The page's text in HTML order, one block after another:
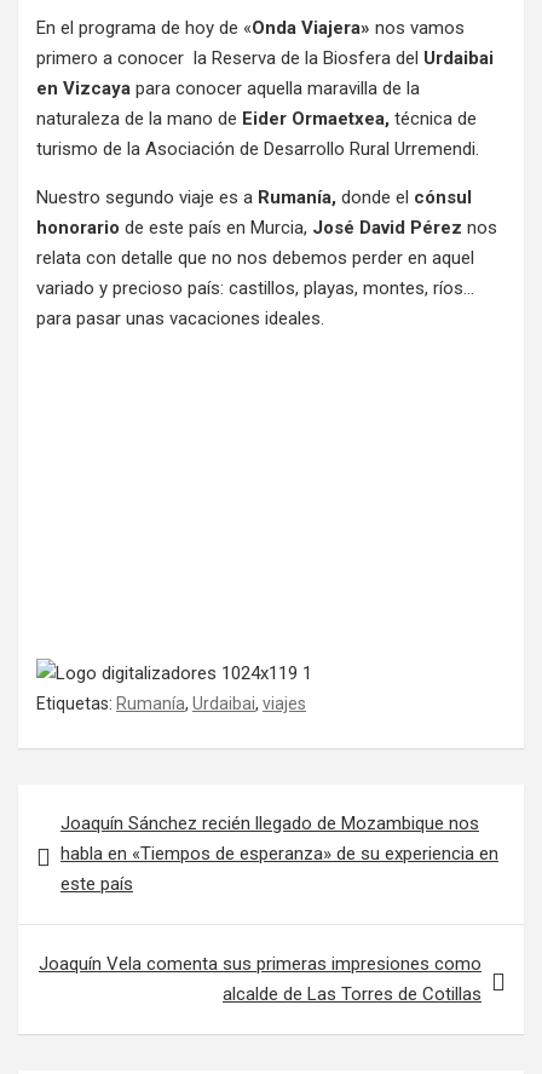
En el programa de hoy de «Onda Viajera» nos vamos
primero a conocer la Reserva de la Biosfera del Urdaibai
en Vizcaya para conocer aquella maravilla de la
naturaleza de la mano de Eider Ormaetxea, técnica de
turismo de la Asociación de Desarrollo Rural Urremendi.
Nuestro segundo viaje es a Rumanía, donde el cónsul
honorario de este país en Murcia, José David Pérez nos
relata con detalle que no nos debemos perder en aquel
variado y precioso país: castillos, playas, montes, ríos…
para pasar unas vacaciones ideales.
Etiquetas: Rumanía, Urdaibai, viajes
Joaquín Sánchez recién llegado de Mozambique nos
habla en «Tiempos de esperanza» de su experiencia en
este país
Joaquín Vela comenta sus primeras impresiones como
alcalde de Las Torres de Cotillas